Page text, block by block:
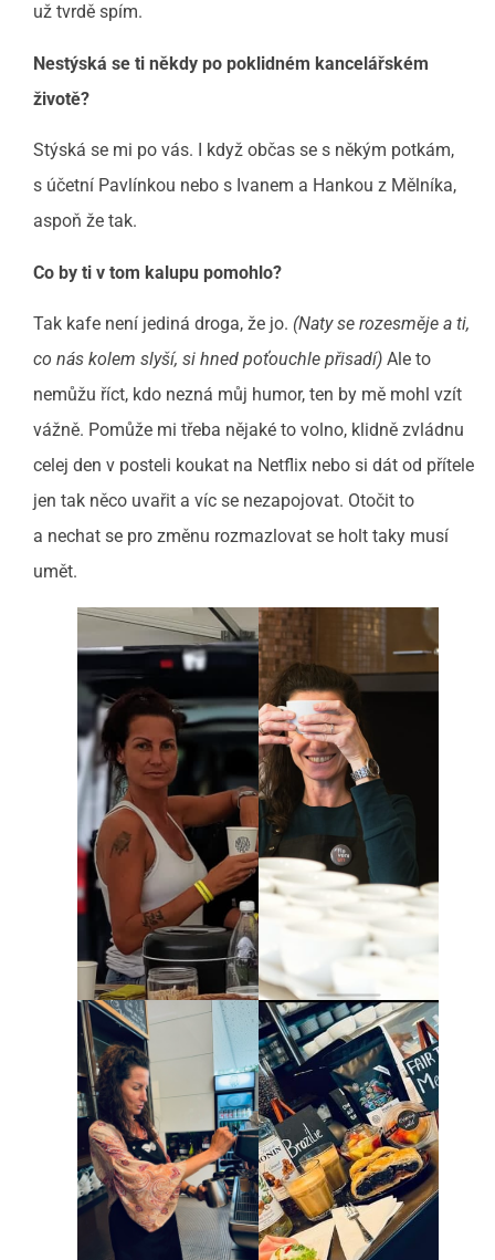
už tvrdě spím.
Nestýská se ti někdy po poklidném kancelářském
životě?
Stýská se mi po vás. I když občas se s někým potkám,
s účetní Pavlínkou nebo s Ivanem a Hankou z Mělníka,
aspoň že tak.
Co by ti v tom kalupu pomohlo?
Tak kafe není jediná droga, že jo. (Naty se rozesměje a ti,
co nás kolem slyší, si hned poťouchle přisadí) Ale to
nemůžu říct, kdo nezná můj humor, ten by mě mohl vzít
vážně. Pomůže mi třeba nějaké to volno, klidně zvládnu
celej den v posteli koukat na Netflix nebo si dát od přítele
jen tak něco uvařit a víc se nezapojovat. Otočit to
a nechat se pro změnu rozmazlovat se holt taky musí
umět.